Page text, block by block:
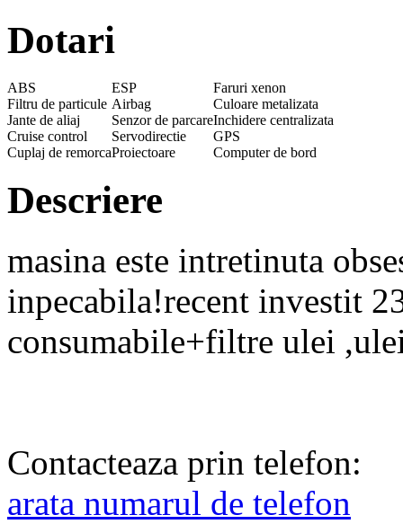
Dotari
ABS ESP
Faruri xenon
Filtru de particule Airbag
Culoare metalizata
Jante de aliaj
Senzor de parcareInchidere centralizata
Cruise control
Servodirectie
GPS
Cuplaj de remorcaProiectoare Computer de bord
Descriere
masina este intretinuta
inpecabila!recent investit
consumabile+filtre ulei
Contacteaza prin telefon:
arata numarul de telefon